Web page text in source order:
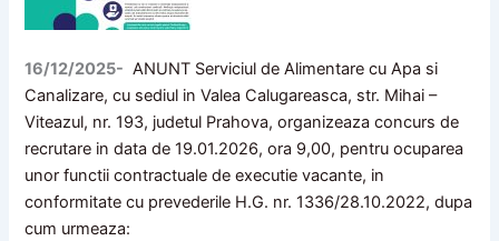
16/12/2025- ANUNT Serviciul de Alimentare cu Apa si
Canalizare, cu sediul in Valea Calugareasca, str. Mihai –
Viteazul, nr. 193, judetul Prahova, organizeaza concurs de
recrutare in data de 19.01.2026, ora 9,00, pentru ocuparea
unor functii contractuale de executie vacante, in
conformitate cu prevederile H.G. nr. 1336/28.10.2022, dupa
cum urmeaza: